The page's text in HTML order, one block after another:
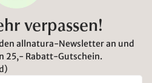
verpassen!
allnatura-Newsletter an und
25,- Rabatt-Gutschein.